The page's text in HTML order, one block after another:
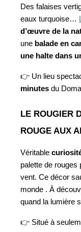
Des falaises
eaux turquoise…
d’œuvre de la
une balade en
une halte dans
👉 Un lieu
minutes du
LE ROUGIER
ROUGE AUX
Véritable
palette de rouges
vent. Ce décor
monde . À
quand la lumière
👉 Situé à